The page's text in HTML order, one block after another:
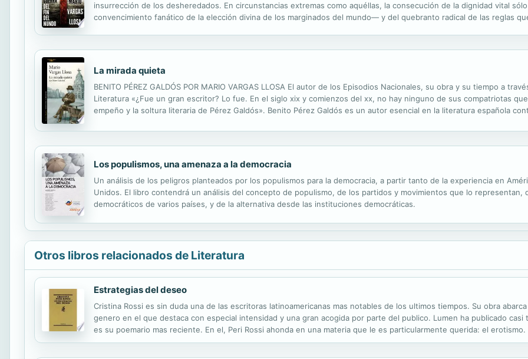
insurrección de los desheredados. En circunstancias extremas como aquéllas, la consecución de la dignidad vital
convencimiento fanático de la elección divina de los marginados del mundo— y del quebranto radical de las reglas
La mirada quieta
BENITO PÉREZ GALDÓS POR MARIO VARGAS LLOSA El autor de los Episodios Nacionales, su obra y su tiempo a
Literatura «¿Fue un gran escritor? Lo fue. En el siglo xix y comienzos del xx, no hay ninguno de sus compatriotas
empeño y la soltura literaria de Pérez Galdós». Benito Pérez Galdós es un autor esencial en la literatura española
Los populismos, una amenaza a la democracia
Un análisis de los peligros planteados por los populismos para la democracia, a partir tanto de la experiencia en
Unidos. El libro contendrá un análisis del concepto de populismo, de los partidos y movimientos que lo representan,
democráticos de varios países, y de la alternativa desde las instituciones democráticas.
Otros libros relacionados de Literatura
Estrategias del deseo
Cristina Rossi es sin duda una de las escritoras latinoamericanas mas notables de los ultimos tiempos. Su obra
genero en el que destaca con especial intensidad y una gran acogida por parte del publico. Lumen ha publicado
es su poemario mas reciente. En el, Peri Rossi ahonda en una materia que le es particularmente querida: el
serie de poemas destinados a adentrarse en los tortuosos caminos del deseo, el enigma del otro, el paisaje de la